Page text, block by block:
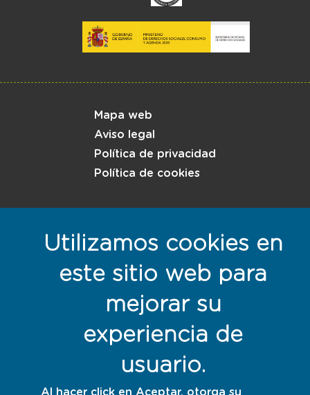
Mapa web
Aviso legal
Política de privacidad
Política de cookies
Utilizamos cookies en
este sitio web para
mejorar su
experiencia de
usuario.
Al hacer click en Aceptar, otorga su